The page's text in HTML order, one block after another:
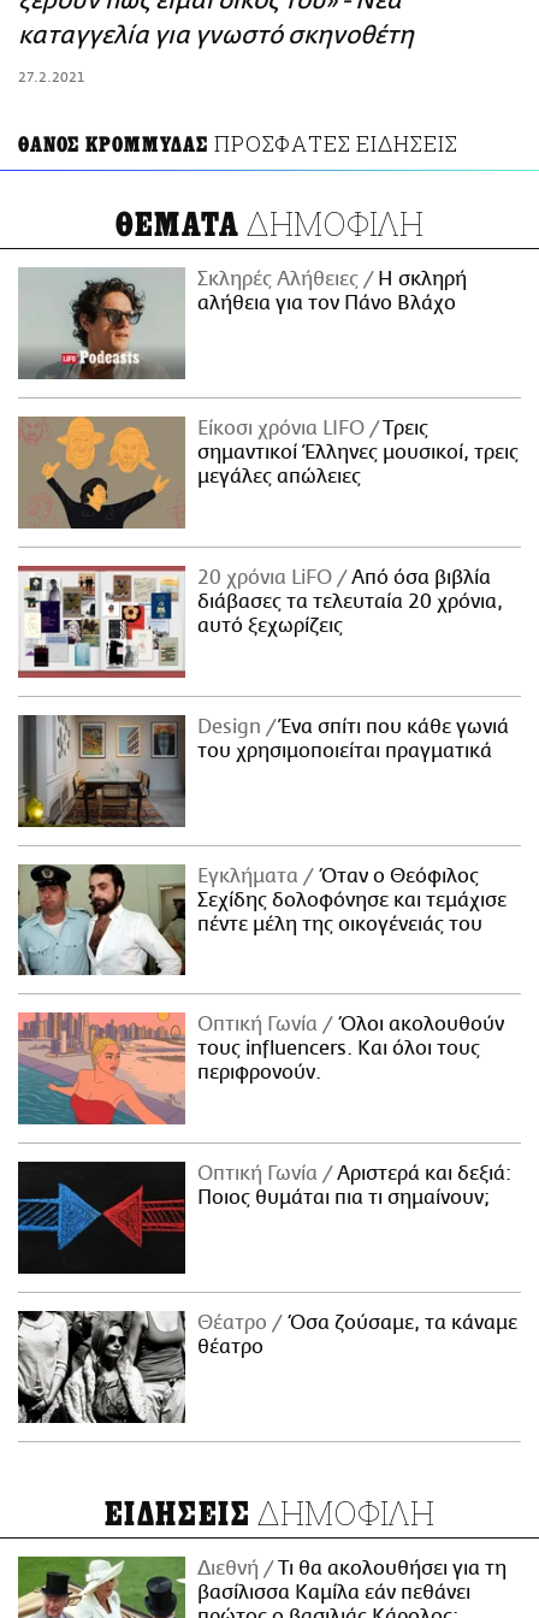
ΑΜΠΑ
καταγγελία για γνωστό σκηνοθέτη
27.2.2021
ΘΑΝΟΣ ΚΡΟΜΜΥΔΑΣ ΠΡΟΣΦΑΤΕΣ ΕΙΔΗΣΕΙΣ
ΘΕΜΑΤΑ ΔΗΜΟΦΙΛΗ
Σκληρές Αλήθειες
H σκληρή
αλήθεια για τον Πάνο Βλάχο
Είκοσι χρόνια LIFO
Tρεις
σημαντικοί Έλληνες μουσικοί, τρεις
μεγάλες απώλειες
20 χρόνια LiFO
Από όσα βιβλία
διάβασες τα τελευταία 20 χρόνια,
αυτό ξεχωρίζεις
Design
Ένα σπίτι που κάθε γωνιά
του χρησιμοποιείται πραγματικά
Εγκλήματα
Όταν ο Θεόφιλος
Σεχίδης δολοφόνησε και τεμάχισε
πέντε μέλη της οικογένειάς του
Οπτική Γωνία
Όλοι ακολουθούν
τους influencers. Και όλοι τους
περιφρονούν.
Οπτική Γωνία
Αριστερά και δεξιά:
Ποιος θυμάται πια τι σημαίνουν;
Θέατρο
Όσα ζούσαμε, τα κάναμε
θέατρο
ΕΙΔΗΣΕΙΣ ΔΗΜΟΦΙΛΗ
Διεθνή
Τι θα ακολουθήσει για τη
βασίλισσα Καμίλα εάν πεθάνει